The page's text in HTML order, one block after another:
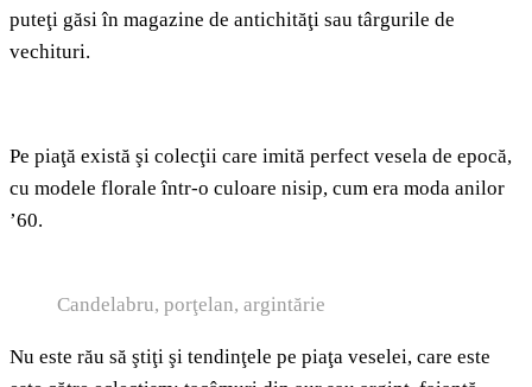
puteţi găsi în magazine de antichităţi sau târgurile de
vechituri.
Pe piaţă există şi colecţii care imită perfect vesela de epocă,
cu modele florale într-o culoare nisip, cum era moda anilor
’60.
Candelabru, porţelan, argintărie
Nu este rău să ştiţi şi tendinţele pe piaţa veselei, care este